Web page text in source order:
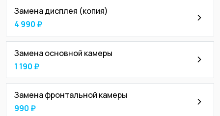
Замена дисплея (копия)
4 990 ₽
Замена основной камеры
1 190 ₽
Замена фронтальной камеры
990 ₽